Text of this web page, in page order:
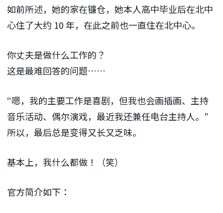
如前所述，她的家在镰仓，她本人高中毕业后在北中
心住了大约 10 年，在此之前也一直住在北中心。
你丈夫是做什么工作的？
这是最难回答的问题……
“嗯，我的主要工作是喜剧，但我也会画插画、主持
音乐活动、偶尔演戏，最近我还兼任电台主持人。”
所以，最后总是变得又长又乏味。
基本上，我什么都做！（笑）
官方简介如下：